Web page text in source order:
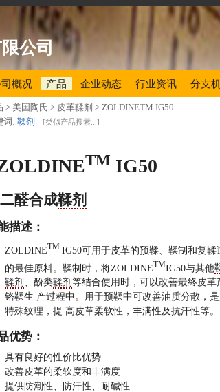
公司
概况 产品 企业动态 行业资讯 分支
> 美国陶氏 > 皮革鞣剂 > ZOLDINETM IG50
词 :鞣剂 [类似产品搜索... ]
TM IG50
醛合成鞣剂
描述：
ZOLDINETMIG50可用于皮革的预鞣、鞣制和复
的最佳原料。鞣制时，将ZOLDINETMIG50与其他
鞣剂 、酚类鞣剂等结合使用时，可以改善最终皮
铬鞣生 产过程中。用于预鞣中可改善油质分散，
特殊纹理，提 高皮革柔软性，丰满性及抗汗性等。
优势：
具有良好的性价比优势
改善皮革的柔软度和丰满度
提供防潮性、防汗性、耐碱性